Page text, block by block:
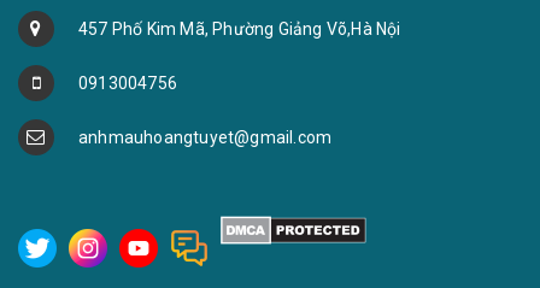
457 Phố Kim Mã, Phường Giảng Võ,Hà Nội
0913004756
anhmauhoangtuyet@gmail.com